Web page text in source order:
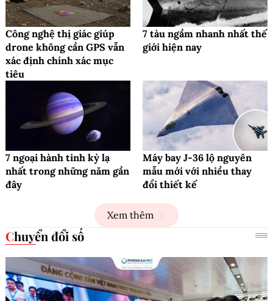
Công nghệ thị giác giúp
drone không cần GPS vẫn
xác định chính xác mục
tiêu
7 tàu ngầm nhanh nhất thế
giới hiện nay
7 ngoại hành tinh kỳ lạ
nhất trong những năm gần
đây
Máy bay J-36 lộ nguyên
mẫu mới với nhiều thay
đổi thiết kế
Xem thêm
Chuyển đổi số